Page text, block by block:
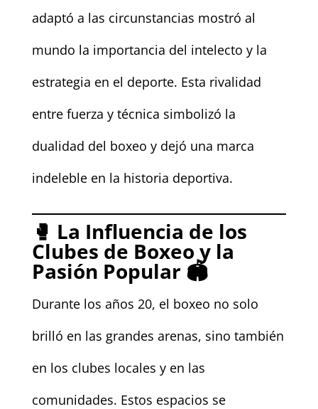
adaptó a las circunstancias mostró al
mundo la importancia del intelecto y la
estrategia en el deporte. Esta rivalidad
entre fuerza y técnica simbolizó la
dualidad del boxeo y dejó una marca
indeleble en la historia deportiva.
🥊 La Influencia de los
Clubes de Boxeo y la
Pasión Popular 🏟️
Durante los años 20, el boxeo no solo
brilló en las grandes arenas, sino también
en los clubes locales y en las
comunidades. Estos espacios se